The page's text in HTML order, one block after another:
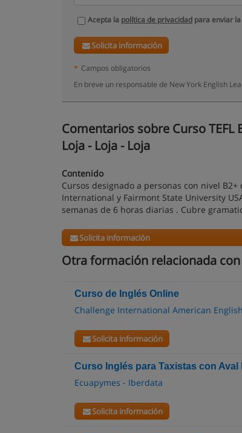
Acepta la política de privacidad para enviar
Solicita información
* Campos obligatorios
En breve un responsable de New York English
Comentarios sobre Curso TEFL
Loja - Loja - Loja
Contenido
Cursos designado a personas con nivel
International y Fairmont State University
semanas de 6 horas diarias . Cubre
Solicita información
Otra formación relacionada
Curso de Inglés Online
Challenge International American English
Solicita información
Curso Inglés para Taxistas con Aval
Ecuapymes - Iberdata
Solicita información